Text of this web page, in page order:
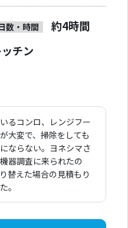
数・時間 約4時間
チン
るコンロ、レンジフー
大変で、掃除をしても
ならない。ヨネシマさ
器調査に来られたの
替えた場合の見積もり
。